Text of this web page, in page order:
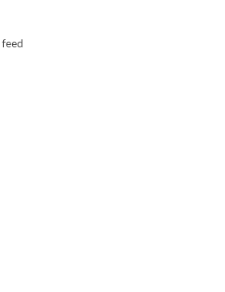
feed